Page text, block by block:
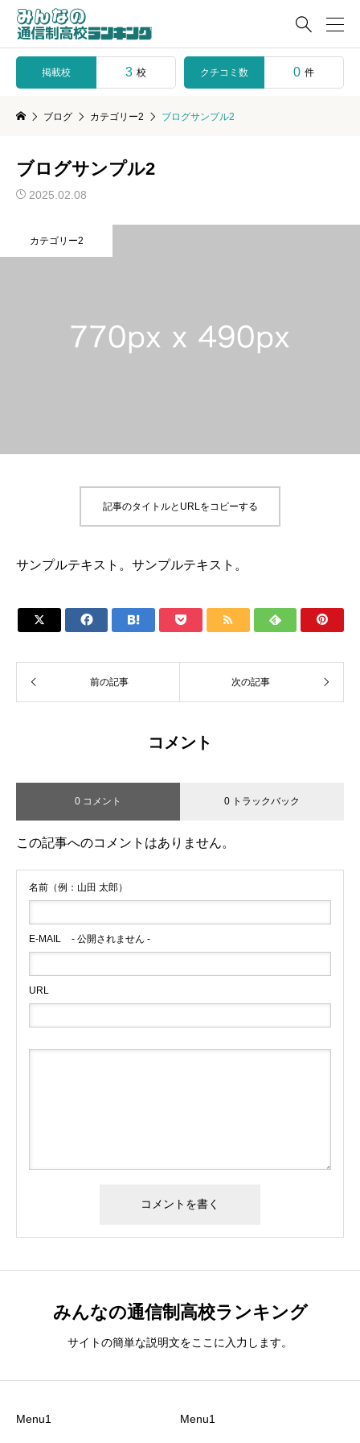

掲載校 3 校 クチコミ数 0 件
ブログ カテゴリー2 ブログサンプル2
ブログサンプル2
2025.02.08
カテゴリー2
記事のタイトルとURLをコピーする
サンプルテキスト。サンプルテキスト。
      
前の記事 次の記事
コメント
0 コメント 0 トラックバック
この記事へのコメントはありません。
名前（例：山田 太郎）
E-MAIL - 公開されません -
URL
みんなの通信制高校ランキング
サイトの簡単な説明文をここに入力します。
Menu1 Menu1